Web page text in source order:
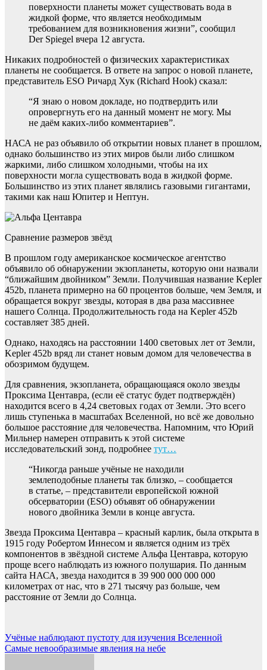
поверхности планеты может существовать вода в
жидкой форме, что является необходимым
требованием для возникновения жизни”, сообщил
Der Spiegel вчера 12 августа.
Никаких подробностей о физических характеристиках
планеты не сообщается. В ответе на запрос о новой планете,
представитель ESO Ричард Хук (Richard Hook) сказал:
“Я знаю о новом докладе, но подтвердить или
опровергнуть его на данный момент не могу. Мы
не даём каких-либо комментариев”.
НАСА не раз объявило об открытии новых планет в прошлом,
однако большинство из этих миров были либо слишком
жаркими, либо слишком холодными, чтобы на их
поверхности могла существовать вода в жидкой форме.
Большинство из этих планет являлись газовыми гигантами,
такими как наш Юпитер и Нептун.
Сравнение размеров звёзд
В прошлом году американское космическое агентство
объявило об обнаружении экзопланеты, которую они назвали
“ближайшим двойником” Земли. Получившая название Kepler
452b, планета примерно на 60 процентов больше, чем Земля, и
обращается вокруг звезды, которая в два раза массивнее
нашего Солнца. Продолжительность года на Kepler 452b
составляет 385 дней.
Однако, находясь на расстоянии 1400 световых лет от Земли,
Kepler 452b вряд ли станет новым домом для человечества в
обозримом будущем.
Для сравнения, экзопланета, обращающаяся около звезды
Проксима Центавра, (если её статус будет подтверждён)
находится всего в 4,24 световых годах от Земли. Это всего
лишь ступенька в масштабах Вселенной, но всё же довольно
большое расстояние для человечества. Напомним, что Юрий
Мильнер намерен отправить к этой системе
исследовательский зонд, подробнее тут…
“Никогда раньше учёные не находили
землеподобные планеты так близко, – сообщается
в статье, – представители европейской южной
обсерватории (ESO) объявят об обнаружении
нового двойника Земли в конце августа.
Звезда Проксима Центавра – красный карлик, была открыта в
1915 году Робертом Иннесом и является одним из трёх
компонентов в звёздной системе Альфа Центавра, которую
проще всего наблюдать из южного полушария. По данным
сайта НАСА, звезда находится в 39 900 000 000 000
километрах от нас, что в 271 тысячу раз больше, чем
расстояние от Земли до Солнца.
Навигация
по
Учёные наблюдают пустоту для изучения Вселенной
Самые невообразимые явления на небе